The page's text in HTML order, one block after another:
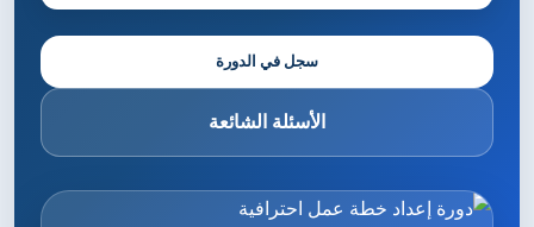
سجل في الدورة
الأسئلة الشائعة